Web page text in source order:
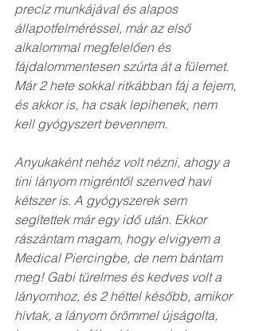
precíz munkájával és alapos
állapotfelméréssel, már az első
alkalommal megfelelően és
fájdalommentesen szúrta át a fülemet.
Már 2 hete sokkal ritkábban fáj a fejem,
és akkor is, ha csak lepihenek, nem
kell gyógyszert bevennem.
Anyukaként nehéz volt nézni, ahogy a
tini lányom migréntől szenved havi
kétszer is. A gyógyszerek sem
segítettek már egy idő után. Ekkor
rászántam magam, hogy elvigyem a
Medical Piercingbe, de nem bántam
meg! Gabi türelmes és kedves volt a
lányomhoz, és 2 héttel később, amikor
hívtak, a lányom örömmel újságolta,